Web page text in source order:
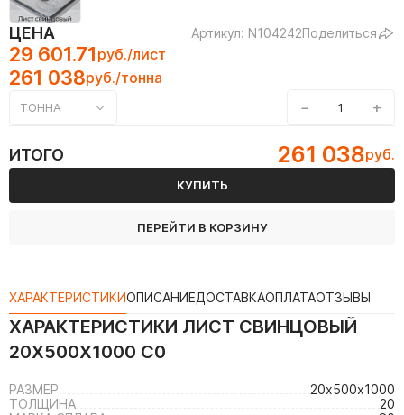
ЦЕНА Артикул: N104242Поделиться
29 601.71 руб./лист
261 038руб./тонна
ТОННА − +
ИТОГО 261 038руб.
КУПИТЬ
ПЕРЕЙТИ В КОРЗИНУ
ХАРАКТЕРИСТИКИОПИСАНИЕДОСТАВКАОПЛАТАОТЗЫВЫ
ХАРАКТЕРИСТИКИ ЛИСТ СВИНЦОВЫЙ
20Х500Х1000 С0
РАЗМЕР
20х500х1000
ТОЛЩИНА
20